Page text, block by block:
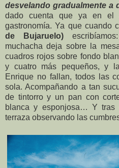
desvelando gradualmente a
dado cuenta que ya en el
gastronomía. Ya que cuando
de Bujaruelo)
muchacha deja sobre la
cuadros rojos sobre fondo
y cuatro más pequeños, y
Enrique no fallan, todos las
sola. Acompañando a tan
de tintorro y un pan con
blanca y esponjosa… Y
terraza observando las